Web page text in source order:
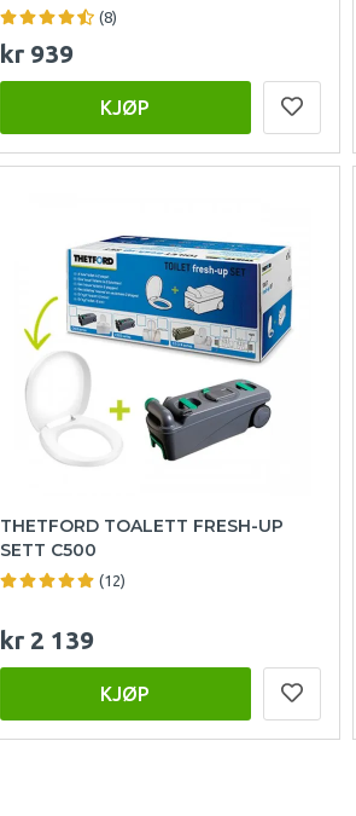
(8)
kr 939
KJØP
THETFORD TOALETT FRESH-UP
SETT C500
(12)
kr 2 139
KJØP